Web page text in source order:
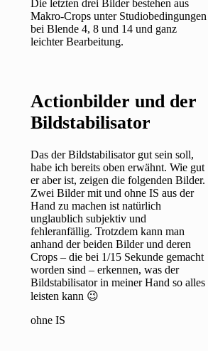
Die letzten drei Bilder bestehen aus
Makro-Crops unter Studiobedingungen
bei Blende 4, 8 und 14 und ganz
leichter Bearbeitung.
Actionbilder und der
Bildstabilisator
Das der Bildstabilisator gut sein soll,
habe ich bereits oben erwähnt. Wie gut
er aber ist, zeigen die folgenden Bilder.
Zwei Bilder mit und ohne IS aus der
Hand zu machen ist natürlich
unglaublich subjektiv und
fehleranfällig. Trotzdem kann man
anhand der beiden Bilder und deren
Crops – die bei 1/15 Sekunde gemacht
worden sind – erkennen, was der
Bildstabilisator in meiner Hand so alles
leisten kann 😉
ohne IS